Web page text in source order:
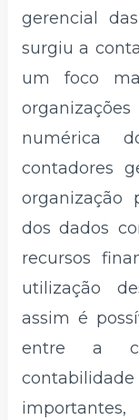
gerencial
surgiu a
um foco
numérica
contadores
organização
dos dados
recursos
utilização
assim é
entre a